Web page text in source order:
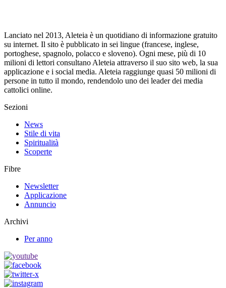
Lanciato nel 2013, Aleteia è un quotidiano di informazione gratuito
su internet. Il sito è pubblicato in sei lingue (francese, inglese,
portoghese, spagnolo, polacco e sloveno). Ogni mese, più di 10
milioni di lettori consultano Aleteia attraverso il suo sito web, la sua
applicazione e i social media. Aleteia raggiunge quasi 50 milioni di
persone in tutto il mondo, rendendolo uno dei leader dei media
cattolici online.
Sezioni
News
Stile di vita
Spiritualità
Scoperte
Fibre
Newsletter
Applicazione
Annuncio
Archivi
Per anno